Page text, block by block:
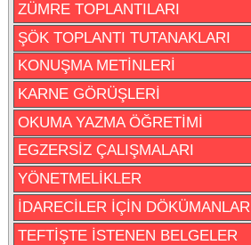
ZÜMRE TOPLANTILARI
ŞÖK TOPLANTI TUTANAKLARI
KONUŞMA METİNLERİ
KARNE GÖRÜŞLERİ
OKUMA YAZMA ÖĞRETİMİ
EGZERSİZ ÇALIŞMALARI
YÖNETMELİKLER
İDARECİLER İÇİN DÖKÜMANLAR
TEFTİŞTE İSTENEN BELGELER